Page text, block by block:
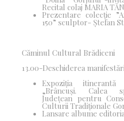
Recital colaj MARIA
Prezentare colecție
150” sculptor- Ștefan
Căminul Cultural Brădiceni
13.00-Deschiderea
Expoziția
„Brâncuși. Calea
Județean pentru
Culturii Tradiționale
Lansare albume